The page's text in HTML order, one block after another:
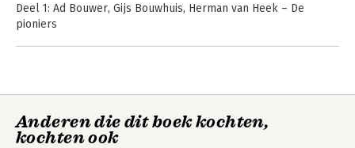
De architecten van
ASML
Natlab -
Deel 1: Ad Bouwer, Gijs Bouwhuis, Herman van Heek – De
pioniers
4. Het werkpaard
5. De brief van Troost
Anderen die dit boek kochten,
kochten ook